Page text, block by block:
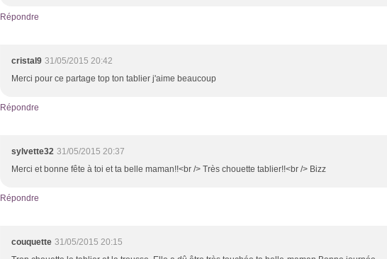
Répondre
cristal9 31/05/2015 20:42
Merci pour ce partage top ton tablier j'aime beaucoup
Répondre
sylvette32 31/05/2015 20:37
Merci et bonne fête à toi et ta belle maman!!<br /> Très chouette tablier!!<br /> Bizz
Répondre
couquette 31/05/2015 20:15